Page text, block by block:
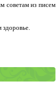
советам из писем
здоровье.